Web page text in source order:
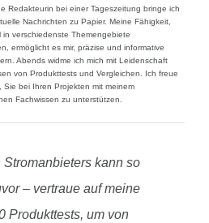
Redakteurin bei einer Tageszeitung bringe ich
Nachrichten zu Papier. Meine Fähigkeit,
in verschiedenste Themengebiete
ermöglicht es mir, präzise und informative
Abends widme ich mich mit Leidenschaft
von Produkttests und Vergleichen. Ich freue
Sie bei Ihren Projekten mit meinem
Fachwissen zu unterstützen.
kann so
– vertraue auf meine
Produkttests, um von